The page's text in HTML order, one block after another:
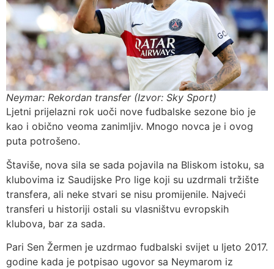
Neymar: Rekordan transfer (Izvor: Sky Sport)
Ljetni prijelazni rok uoči nove fudbalske sezone bio je
kao i obično veoma zanimljiv. Mnogo novca je i ovog
puta potrošeno.
Štaviše, nova sila se sada pojavila na Bliskom istoku, sa
klubovima iz Saudijske Pro lige koji su uzdrmali tržište
transfera, ali neke stvari se nisu promijenile. Najveći
transferi u historiji ostali su vlasništvu evropskih
klubova, bar za sada.
Pari Sen Žermen je uzdrmao fudbalski svijet u ljeto 2017.
godine kada je potpisao ugovor sa Neymarom iz